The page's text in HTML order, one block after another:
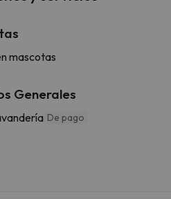
mascotas
Generales
De pago